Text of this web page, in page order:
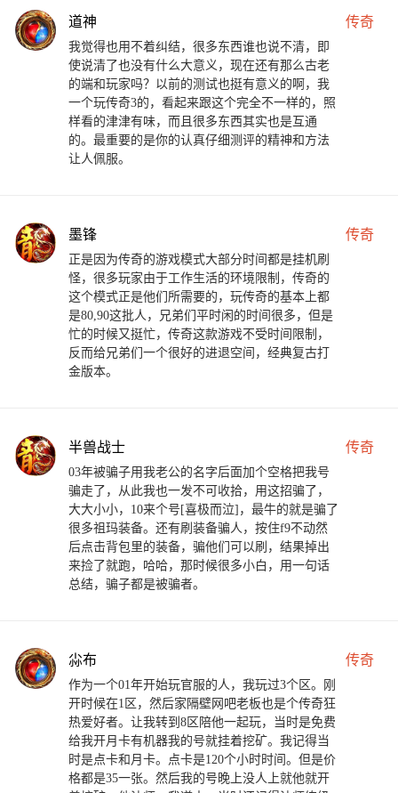
道神 传奇
我觉得也用不着纠结，很多东西谁也说不清，即
使说清了也没有什么大意义，现在还有那么古老
的端和玩家吗？以前的测试也挺有意义的啊，我
一个玩传奇3的，看起来跟这个完全不一样的，照
样看的津津有味，而且很多东西其实也是互通
的。最重要的是你的认真仔细测评的精神和方法
让人佩服。
墨锋 传奇
正是因为传奇的游戏模式大部分时间都是挂机刷
怪，很多玩家由于工作生活的环境限制，传奇的
这个模式正是他们所需要的，玩传奇的基本上都
是80,90这批人，兄弟们平时闲的时间很多，但是
忙的时候又挺忙，传奇这款游戏不受时间限制，
反而给兄弟们一个很好的进退空间，经典复古打
金版本。
半兽战士 传奇
03年被骗子用我老公的名字后面加个空格把我号
骗走了，从此我也一发不可收拾，用这招骗了，
大大小小，10来个号[喜极而泣]，最牛的就是骗了
很多祖玛装备。还有刷装备骗人，按住f9不动然
后点击背包里的装备，骗他们可以刷，结果掉出
来捡了就跑，哈哈，那时候很多小白，用一句话
总结，骗子都是被骗者。
尛布 传奇
作为一个01年开始玩官服的人，我玩过3个区。刚
开时候在1区，然后家隔壁网吧老板也是个传奇狂
热爱好者。让我转到8区陪他一起玩，当时是免费
给我开月卡有机器我的号就挂着挖矿。我记得当
时是点卡和月卡。点卡是120个小时时间。但是价
格都是35一张。然后我的号晚上没人上就他就开